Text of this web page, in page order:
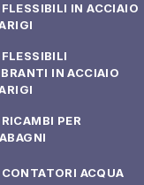
IN ACCIAIO
IN ACCIAIO
PER
ACQUA